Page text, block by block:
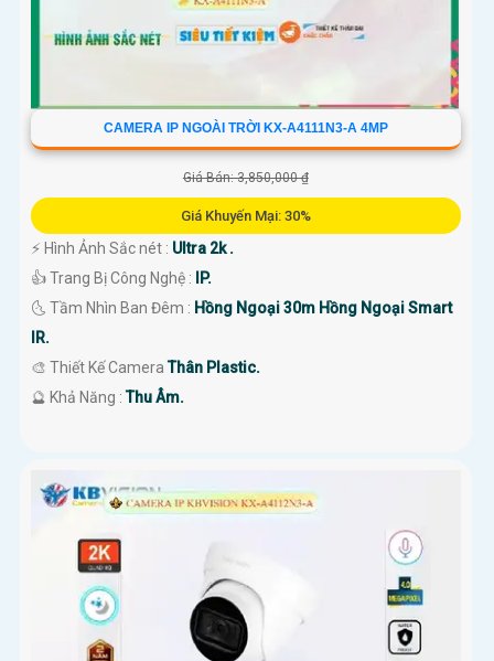
CAMERA IP NGOÀI TRỜI KX-A4111N3-A 4MP
Giá Bán: 3,850,000 ₫
Giá Khuyến Mại: 30%
️⚡ Hình Ảnh Sắc nét : Ultra 2k .
👍 Trang Bị Công Nghệ :
IP.
🌜 Tầm Nhìn Ban Đêm : Hồng Ngoại 30m Hồng Ngoại Smart
IR.
🎨 Thiết Kế CameraThân Plastic.
️🔮 Khả Năng :Thu Âm.